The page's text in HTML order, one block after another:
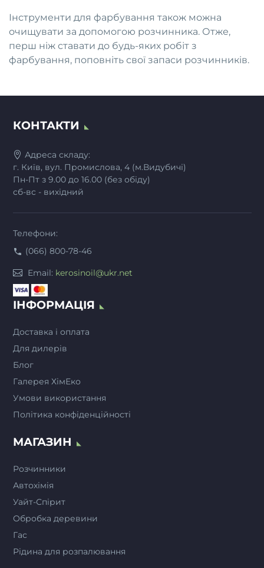
Інструменти для фарбування також можна
очищувати за допомогою розчинника. Отже,
перш ніж ставати до будь-яких робіт з
фарбування, поповніть свої запаси розчинників.
КОНТАКТИ
Адреса складу:
г. Київ, вул. Промислова, 4 (м.Видубичі)
Пн-Пт з 9.00 до 16.00 (без обіду)
сб-вс - вихідний
Телефони:
(066) 800-78-46
Email: kerosinoil@ukr.net
ІНФОРМАЦІЯ
Доставка і оплата
Для дилерів
Блог
Галерея ХімЕко
Умови використання
Політика конфіденційності
МАГАЗИН
Розчинники
Автохімія
Уайт-Спiрит
Обробка деревини
Гас
Рідина для розпалювання